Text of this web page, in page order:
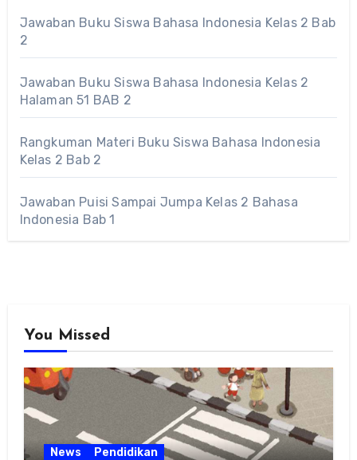
Jawaban Buku Siswa Bahasa Indonesia Kelas 2 Bab
2
Jawaban Buku Siswa Bahasa Indonesia Kelas 2
Halaman 51 BAB 2
Rangkuman Materi Buku Siswa Bahasa Indonesia
Kelas 2 Bab 2
Jawaban Puisi Sampai Jumpa Kelas 2 Bahasa
Indonesia Bab 1
You Missed
News Pendidikan